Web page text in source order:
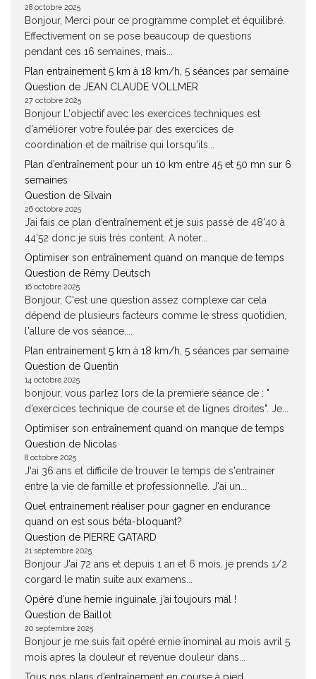
28 octobre 2025
Bonjour, Merci pour ce programme complet et équilibré.
Effectivement on se pose beaucoup de questions
pendant ces 16 semaines, mais...
Plan entrainement 5 km à 18 km/h, 5 séances par semaine
Question de JEAN CLAUDE VOLLMER
27 octobre 2025
Bonjour L'objectif avec les exercices techniques est
d'améliorer votre foulée par des exercices de
coordination et de maîtrise qui lorsqu'ils...
Plan d’entraînement pour un 10 km entre 45 et 50 mn sur 6
semaines
Question de Silvain
26 octobre 2025
J’ai fais ce plan d’entraînement et je suis passé de 48’40 à
44’52 donc je suis très content. A noter...
Optimiser son entraînement quand on manque de temps
Question de Rémy Deutsch
16 octobre 2025
Bonjour, C'est une question assez complexe car cela
dépend de plusieurs facteurs comme le stress quotidien,
l'allure de vos séance,...
Plan entrainement 5 km à 18 km/h, 5 séances par semaine
Question de Quentin
14 octobre 2025
bonjour, vous parlez lors de la premiere séance de : "
d’exercices technique de course et de lignes droites". Je...
Optimiser son entraînement quand on manque de temps
Question de Nicolas
8 octobre 2025
J'ai 36 ans et difficile de trouver le temps de s'entrainer
entre la vie de famille et professionnelle. J'ai un...
Quel entrainement réaliser pour gagner en endurance
quand on est sous béta-bloquant?
Question de PIERRE GATARD
21 septembre 2025
Bonjour J'ai 72 ans et depuis 1 an et 6 mois, je prends 1/2
corgard le matin suite aux examens...
Opéré d’une hernie inguinale, j’ai toujours mal !
Question de Baillot
20 septembre 2025
Bonjour je me suis fait opéré ernie înominal au mois avril 5
mois apres la douleur et revenue douleur dans...